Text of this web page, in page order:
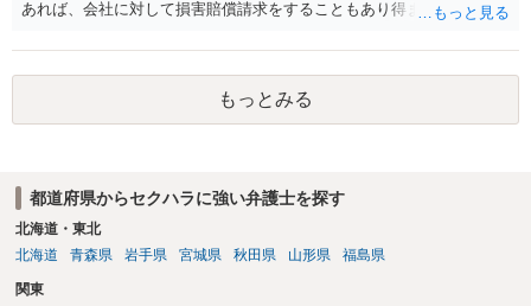
雇無効を争うなどの対応が考えられます。 回答としては以上になりま
すが、まずは、資料一式をご持参いただき最寄りの法律事務所にご相
談するか、労働基準監督署に相談する等の対応をしていただくことが
あれば、会社に対して損害賠償請求をすることもあり得ます。
もっとみる
都道府県からセクハラに強い弁護士を探す
北海道・東北
北海道
青森県 岩手県 宮城県 秋田県 山形県 福島県
関東